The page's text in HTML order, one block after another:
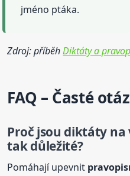
jméno ptáka.
Zdroj: příběhDiktáty a
FAQ – Časté
Proč jsou diktáty na
tak důležité?
Pomáhají upevnit